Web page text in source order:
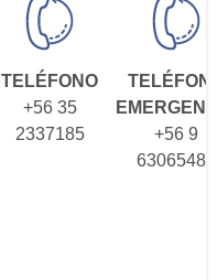
TELÉFONO
+56 35
2337185
+56 9
63065484